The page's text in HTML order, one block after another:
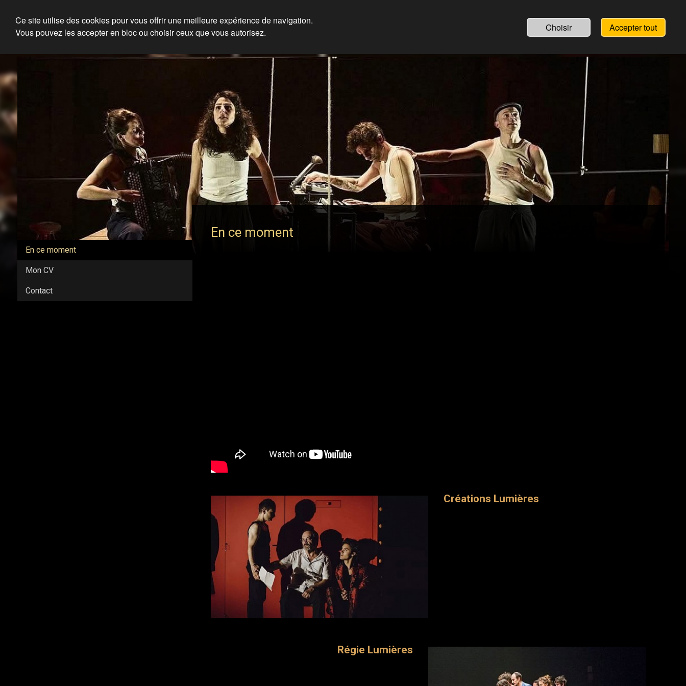
Julien Louisgrand
Eclairagiste, Régisseur lumières, Formateur Eos
En ce moment
Mon CV
Contact
En ce moment
Créations Lumières
Régie Lumières
Ce site utilise des cookies pour vous offrir une meilleure expérience de navigation.
Vous pouvez les accepter en bloc ou choisir ceux que vous autorisez.
Choisir Accepter tout